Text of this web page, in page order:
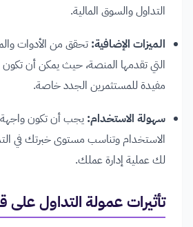
التداول والسوق المالية.
الميزات الإضافية: تحقق من الأدوات
التي تقدمها المنصة، حيث يمكن أن تكون
مفيدة للمستثمرين الجدد خاصة.
سهولة الاستخدام: يجب أن تكون
الاستخدام وتناسب مستوى خبرتك في
لك عملية إدارة عملك.
تأثيرات عمولة التداول على